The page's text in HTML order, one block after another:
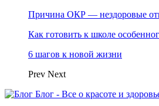
Причина ОКР — нездоровые
Как готовить к школе
6 шагов к новой жизни
Prev Next
Блог - Все о красоте и